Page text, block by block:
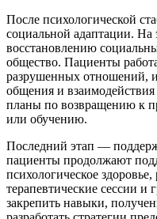
После психологической
социальной адаптации. На
восстановлению
общество. Пациенты
разрушенных отношений,
общения и
планы по возвращению к
или обучению.
Последний этап —
пациенты продолжают
психологическое
терапевтические сессии
закрепить навыки,